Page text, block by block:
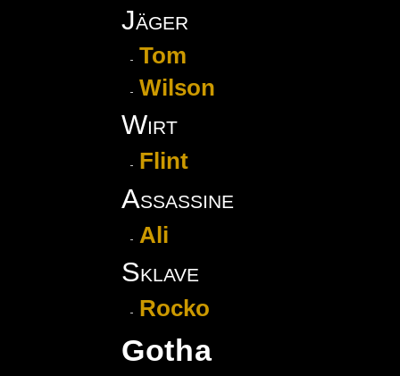
Jäger
Tom
Wilson
Wirt
Flint
Assassine
Ali
Sklave
Rocko
Gotha